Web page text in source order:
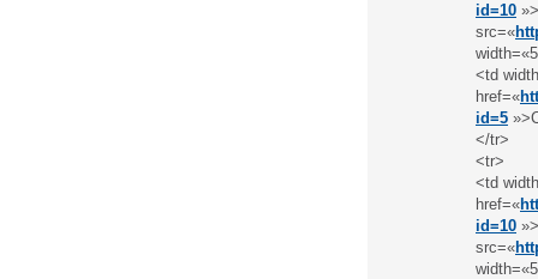
id=10
src=«
<td
href=«
id=5
</tr>
<tr>
<td
href=«
id=10
src=«